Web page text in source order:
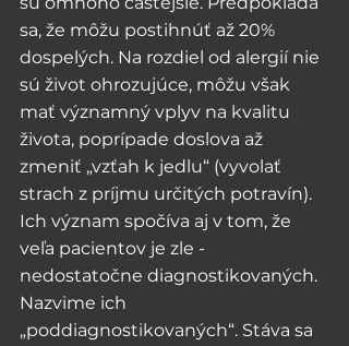
sa, že môžu postihnúť až 20%
dospelých. Na rozdiel od alergií nie
sú život ohrozujúce, môžu však
mať významný vplyv na kvalitu
života, poprípade doslova až
zmeniť „vzťah k jedlu“ (vyvolať
strach z príjmu určitých potravín).
Ich význam spočíva aj v tom, že
veľa pacientov je zle -
nedostatočne diagnostikovaných.
Nazvime ich
„poddiagnostikovaných“. Stáva sa